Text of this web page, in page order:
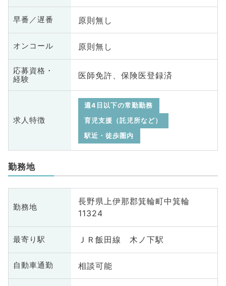
早番／遅番 原則無し
オンコール 原則無し
応募資格・
経験
医師免許、保険医登録済
求人特徴
週4日以下の常勤勤務
育児支援（託児所など）
駅近・徒歩圏内
勤務地
勤務地
長野県上伊那郡箕輪町中箕輪
11324
最寄り駅 ＪＲ飯田線 木ノ下駅
自動車通勤 相談可能